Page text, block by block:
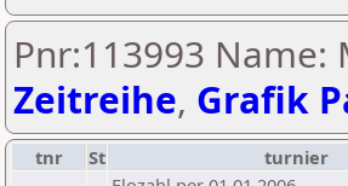
Pnr:113993 Name:
Zeitreihe, Grafik
tnr St turnier